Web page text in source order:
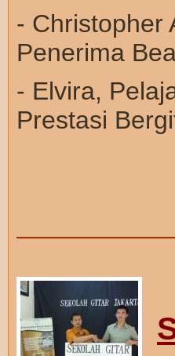
- Christopher
Penerima
- Elvira,
Prestasi